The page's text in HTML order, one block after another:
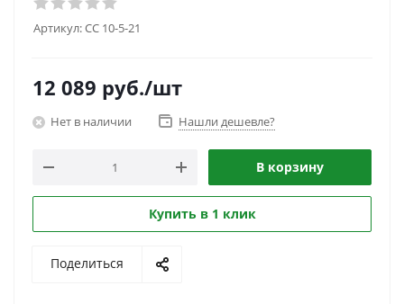
Артикул:CC 10-5-21
12 089 руб./шт
Нет в наличии Нашли дешевле?
В корзину
Купить в 1 клик
Поделиться